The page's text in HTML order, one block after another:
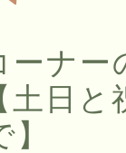
ーナー
日と